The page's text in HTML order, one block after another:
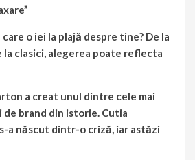
o iei la plajă despre tine? De la
clasici, alegerea poate reflecta
a creat unul dintre cele mai
brand din istorie. Cutia
a născut dintr-o criză, iar astăzi